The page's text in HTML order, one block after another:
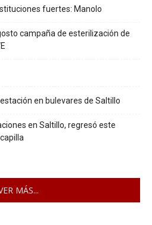
fuertes: Manolo
campaña de esterilización de
en bulevares de Saltillo
en Saltillo, regresó este
MÁS...